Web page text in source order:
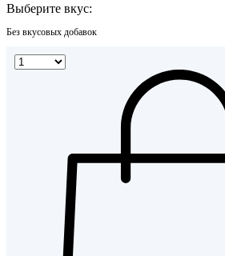
Выберите вкус:
Без вкусовых добавок